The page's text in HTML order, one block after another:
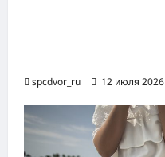
spcdvor_ru 12 июля 2026